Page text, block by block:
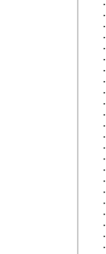
・
・
・
・
・
・
・
・
・
・
・
・
・
・
・
・
・
・
・
・
・
・
・